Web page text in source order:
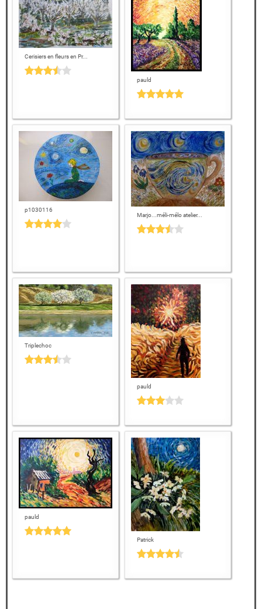
Cerisiers en fleurs en Pr...
pauld
p1030116
Marjo...méli-mélo atelier...
Triplechoc
pauld
pauld
Patrick